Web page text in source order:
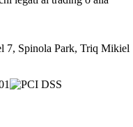
7, Spinola Park, Triq Mikiel